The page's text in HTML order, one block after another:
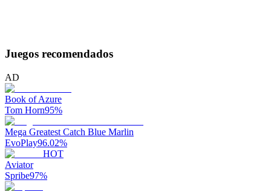
Juegos recomendados
AD
Book of Azure
Tom Horn95%
Mega Greatest Catch Blue Marlin
EvoPlay96.02%
HOT
Aviator
Spribe97%